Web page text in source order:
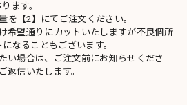
ます。
を【2】にてご注文ください。
希望通りにカットいたしますが不良個所
なることもございます。
い場合は、ご注文前にお知らせくださ
返信いたします。